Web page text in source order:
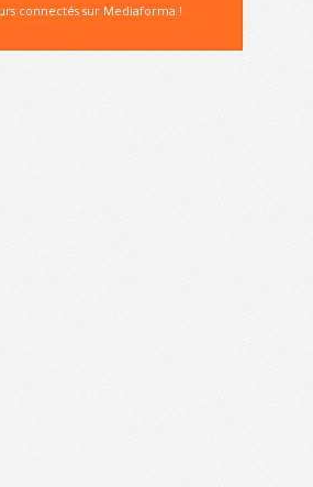
connectés sur Mediaforma !